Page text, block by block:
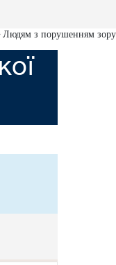
Людям з порушенням зору